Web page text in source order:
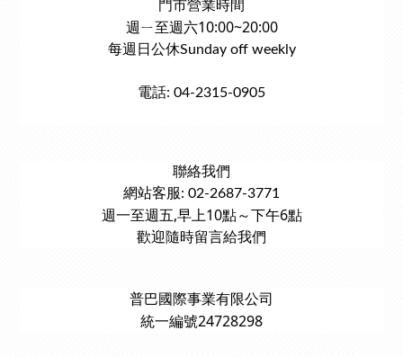
門市營業時間
週ㄧ至週六10:00~20:00
每週日公休Sunday off weekly
電話: 04-2315-0905
聯絡我們
網站客服: 02-2687-3771
週一至週五,早上10點～下午6點
歡迎隨時留言給我們
普巴國際事業有限公司
統一編號24728298